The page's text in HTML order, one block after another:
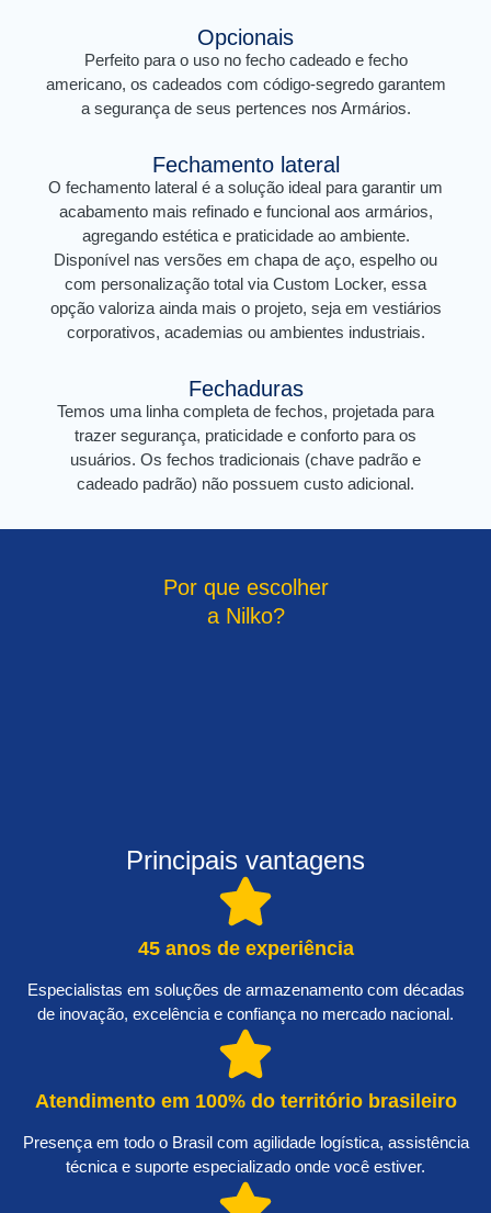
Opcionais
Perfeito para o uso no fecho cadeado e fecho
americano, os cadeados com código-segredo garantem
a segurança de seus pertences nos Armários.
Fechamento lateral
O fechamento lateral é a solução ideal para garantir um
acabamento mais refinado e funcional aos armários,
agregando estética e praticidade ao ambiente.
Disponível nas versões em chapa de aço, espelho ou
com personalização total via Custom Locker, essa
opção valoriza ainda mais o projeto, seja em vestiários
corporativos, academias ou ambientes industriais.
Fechaduras
Temos uma linha completa de fechos, projetada para
trazer segurança, praticidade e conforto para os
usuários. Os fechos tradicionais (chave padrão e
cadeado padrão) não possuem custo adicional.
Por que escolher
a Nilko?
Principais vantagens
45 anos de experiência
Especialistas em soluções de armazenamento com décadas
de inovação, excelência e confiança no mercado nacional.
Atendimento em 100% do território brasileiro
Presença em todo o Brasil com agilidade logística, assistência
técnica e suporte especializado onde você estiver.